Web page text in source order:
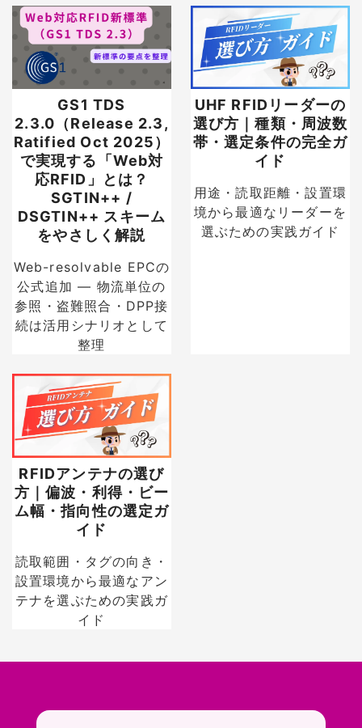
GS1 TDS
2.3.0（Release 2.3,
Ratified Oct 2025）
で実現する「Web対
応RFID」とは？
SGTIN++ /
DSGTIN++ スキーム
をやさしく解説
Web-resolvable EPCの
公式追加 — 物流単位の
参照・盗難照合・DPP接
続は活用シナリオとして
整理
UHF RFIDリーダーの
選び方｜種類・周波数
帯・選定条件の完全ガ
イド
用途・読取距離・設置環
境から最適なリーダーを
選ぶための実践ガイド
RFIDアンテナの選び
方｜偏波・利得・ビー
ム幅・指向性の選定ガ
イド
読取範囲・タグの向き・
設置環境から最適なアン
テナを選ぶための実践ガ
イド